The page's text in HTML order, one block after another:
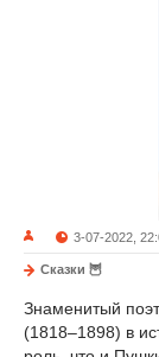
3-07-2022,
Сказки 🦉
Знаменитый
(1818–1898) в